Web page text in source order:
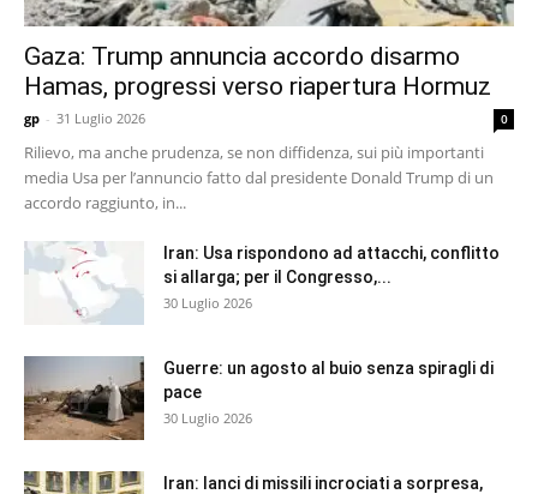
Gaza: Trump annuncia accordo disarmo
Hamas, progressi verso riapertura Hormuz
gp - 31 Luglio 2026 0
Rilievo, ma anche prudenza, se non diffidenza, sui più importanti
media Usa per l’annuncio fatto dal presidente Donald Trump di un
accordo raggiunto, in...
Iran: Usa rispondono ad attacchi, conflitto
si allarga; per il Congresso,...
30 Luglio 2026
Guerre: un agosto al buio senza spiragli di
pace
30 Luglio 2026
Iran: lanci di missili incrociati a sorpresa,